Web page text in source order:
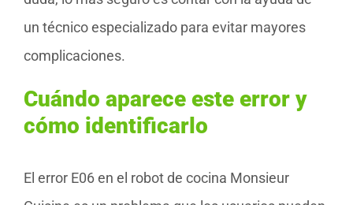
un técnico especializado para evitar mayores
complicaciones.
Cuándo aparece este error y
cómo identificarlo
El error E06 en el robot de cocina Monsieur